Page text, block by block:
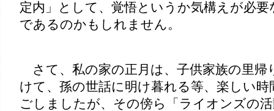
定内」として、覚悟というか気構えが必要
であるのかもしれません。
さて、私の家の正月は、子供家族の里帰
けて、孫の世話に明け暮れる等、楽しい時
ごしましたが、その傍ら「ライオンズの